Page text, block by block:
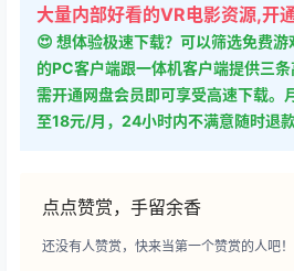
大量内部好看的VR电影资源,开
😍 想体验极速下载？可以筛选免费
的PC客户端跟一体机客户端提供三
需开通网盘会员即可享受高速下载。
至18元/月，24小时内不满意随时退款
点点赞赏，手留余香
还没有人赞赏，快来当第一个赞赏的人吧！